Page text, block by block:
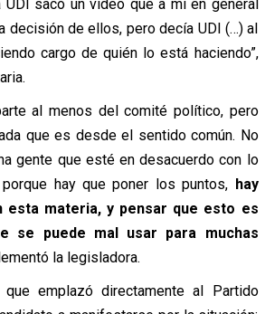
UDI sacó un video que a mi en general
decisión de ellos, pero decía UDI (…) al
cargo de quién lo está haciendo”,
al menos del comité político, pero
que es desde el sentido común. No
gente que esté en desacuerdo con lo
hay que poner los puntos, hay
esta materia, y pensar que esto es
se puede mal usar para muchas
la legisladora.
emplazó directamente al Partido